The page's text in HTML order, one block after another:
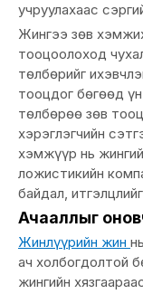
учруулахаас
Жингээ зөв
тооцоолоход
төлбөрийг
тооцдог бөгөөд
төлбөрөө зөв
хэрэглэгчийн
хэмжүүр нь
ложистикийн
байдал,
Ачааллыг
Жинлүүрийн жин
ач холбогдолтой
жингийн